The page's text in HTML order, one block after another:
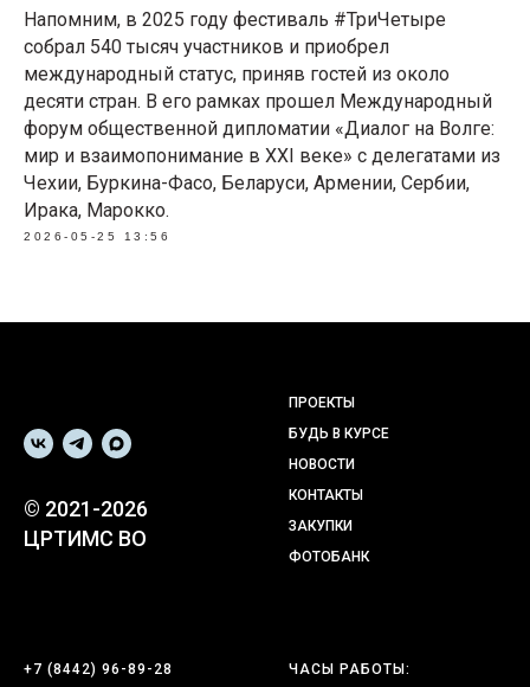
Напомним, в 2025 году фестиваль #ТриЧетыре
собрал 540 тысяч участников и приобрел
международный статус, приняв гостей из около
десяти стран. В его рамках прошел Международный
форум общественной дипломатии «Диалог на Волге:
мир и взаимопонимание в XXI веке» с делегатами из
Чехии, Буркина-Фасо, Беларуси, Армении, Сербии,
Ирака, Марокко.
2026-05-25 13:56
© 2021-2026
ЦРТИМС ВО
ПРОЕКТЫ
БУДЬ В КУРСЕ
НОВОСТИ
КОНТАКТЫ
ЗАКУПКИ
ФОТОБАНК
+7 (8442) 96-89-28 ЧАСЫ РАБОТЫ: